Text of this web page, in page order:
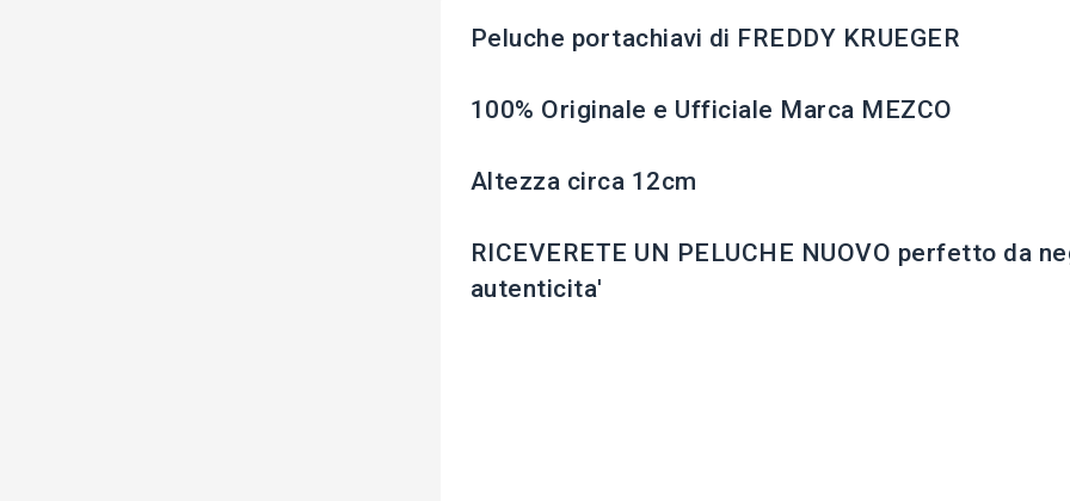
Peluche portachiavi di FREDDY KRUEGER
100% Originale e Ufficiale Marca MEZCO
Altezza circa 12cm
RICEVERETE UN PELUCHE NUOVO perfetto da
autenticita'